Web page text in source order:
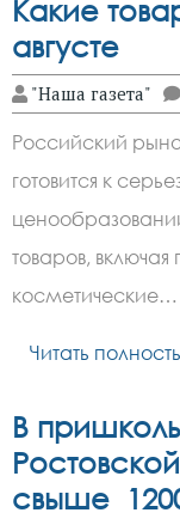
Какие
августе
"Наша газета"
Российский
готовится к
товаров,
косметические…
Читать
В
свыше